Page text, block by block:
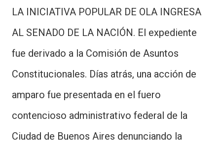
LA INICIATIVA POPULAR DE OLA INGRESA
AL SENADO DE LA NACIÓN. El expediente
fue derivado a la Comisión de Asuntos
Constitucionales. Días atrás, una acción de
amparo fue presentada en el fuero
contencioso administrativo federal de la
Ciudad de Buenos Aires denunciando la